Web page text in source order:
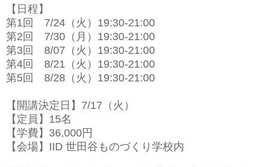
【日程】
第1回 7/24（火）19:30-21:00
第2回 7/30（月）19:30-21:00
第3回 8/07（火）19:30-21:00
第4回 8/21（火）19:30-21:00
第5回 8/28（火）19:30-21:00
【開講決定日】7/17（火）
【定員】15名
【学費】36,000円
【会場】IID 世田谷ものづくり学校内